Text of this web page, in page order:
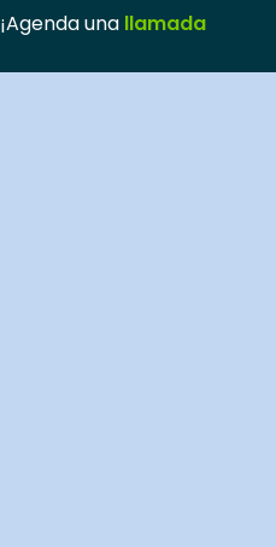
¡Agenda una llamada